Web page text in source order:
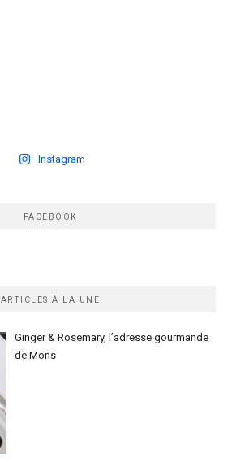
Instagram
FACEBOOK
ARTICLES À LA UNE
Ginger & Rosemary, l’adresse gourmande
de Mons